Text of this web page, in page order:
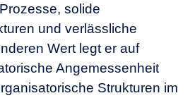
solide
und verlässliche
Wert legt er auf
Angemessenheit
Strukturen im